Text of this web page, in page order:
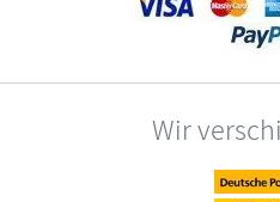
Wir